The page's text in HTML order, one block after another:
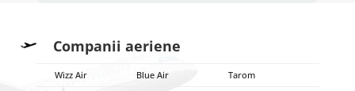
Companii aeriene
Wizz Air Blue Air
Tarom